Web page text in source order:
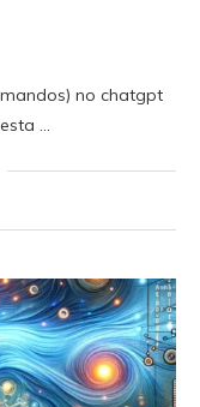
no chatgpt
…